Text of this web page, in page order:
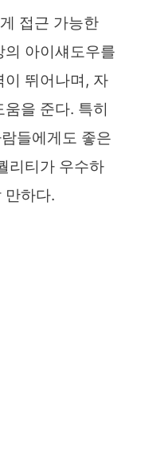
접근 가능한
아이섀도우를
이 뛰어나며, 자
을 준다. 특히
들에게도 좋은
리티가 우수하
만하다.